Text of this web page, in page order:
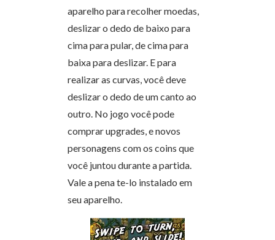
aparelho para recolher moedas,
deslizar o dedo de baixo para
cima para pular, de cima para
baixa para deslizar. E para
realizar as curvas, você deve
deslizar o dedo de um canto ao
outro. No jogo você pode
comprar upgrades, e novos
personagens com os coins que
você juntou durante a partida.
Vale a pena te-lo instalado em
seu aparelho.